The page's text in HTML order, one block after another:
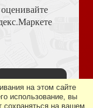
на этом сайте
использование, вы
на вашем